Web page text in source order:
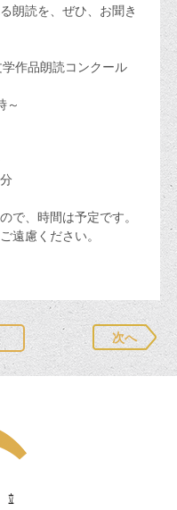
朗読を、ぜひ、お聞き
作品朗読コンクール
～
、時間は予定です。
慮ください。
次へ